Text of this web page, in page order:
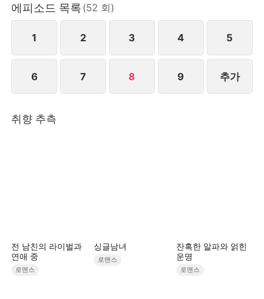
굴로 살아가야만 하는데... 악마의 계약으로 눈부신 미
모를 얻게 된 그녀, 정윤. 단순한 복수의 마음을 넘어
깊은 곳에 있는 자신의 내면을 마주하게 된다.
에피소드 목록 (52 회)
1 2 3 4 5
6 7 8 9 추가
취향 추측
전 남친의 라이벌과
연애 중
로맨스
싱글남녀
로맨스
잔혹한 알파와 얽힌
운명
로맨스